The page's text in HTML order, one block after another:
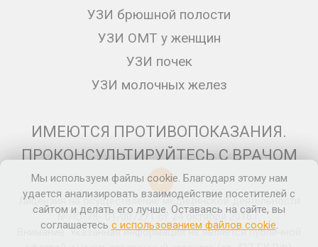
УЗИ брюшной полости
УЗИ ОМТ у женщин
УЗИ почек
УЗИ молочных желез
ИМЕЮТСЯ ПРОТИВОПОКАЗАНИЯ.
ПРОКОНСУЛЬТИРУЙТЕСЬ С ВРАЧОМ
12+
Лицензия на осуществление медицинской деятельности
№ЛО-78- 01-007271 от 24 октября 2016 г.
Внимание: Указанная информация не является публичной
Мы используем файлы cookie. Благодаря этому нам
удается анализировать взаимодействие посетителей с
сайтом и делать его лучше. Оставаясь на сайте, вы
соглашаетесь с использованием файлов cookie.